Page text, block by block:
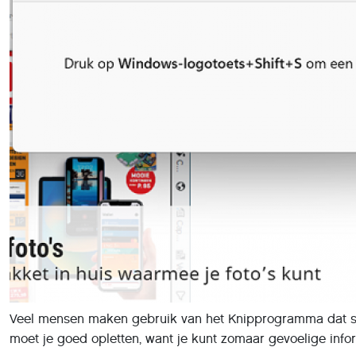
Veel mensen maken gebruik van het Knipprogramma
moet je goed opletten, want je kunt zomaar gevoelige